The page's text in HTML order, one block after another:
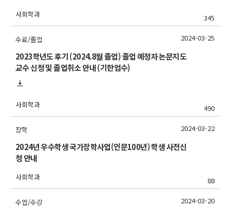
사회학과 345
수료/졸업
2023학년도 후기 (2024.8월 졸업) 졸업 예정자 논문지도
교수 신청 및 졸업취소 안내 (기한엄수)
사회학과 490
2024-03-25
장학
2024년 우수학생 국가장학사업(인문100년) 학생 사전신
청 안내
사회학과 88
2024-03-22
수업/수강 2024-03-20